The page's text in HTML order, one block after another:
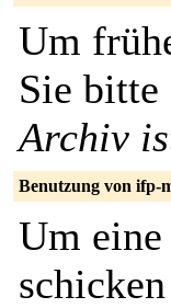
Um
Sie bitte
Archiv
Benutzung von ifp-
Um